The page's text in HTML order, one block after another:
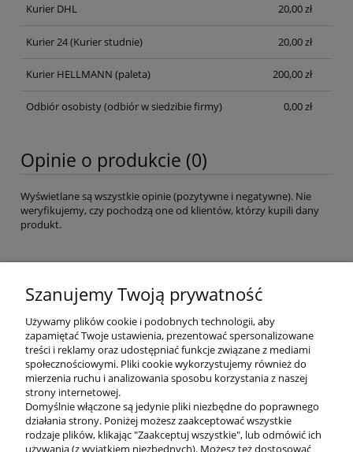
Kurier DHL 20,00 zł
Kurier 24(Kurier studnie) 20,00 zł
Kurier HELLMANN (paleta) 200,00 zł
Odbiór osobisty(odbiór w siedzibie firmy) 0,00 zł
Opinie o produkcie (0)
Wyświetlane są wszystkie opinie (pozytywne i negatywne). Nie
weryfikujemy, czy pochodzą one od klientów, którzy kupili dany
produkt.
Twoja opinia:
Szanujemy Twoją prywatność
Używamy plików cookie i podobnych technologii, aby
zapamiętać Twoje ustawienia, prezentować spersonalizowane
treści i reklamy oraz udostępniać funkcje związane z mediami
społecznościowymi. Pliki cookie wykorzystujemy również do
mierzenia ruchu i analizowania sposobu korzystania z naszej
strony internetowej.
Domyślnie włączone są jedynie pliki niezbędne do poprawnego
działania strony. Poniżej możesz zaakceptować wszystkie
rodzaje plików, klikając "Zaakceptuj wszystkie", lub odmówić ich
używania (z wyjątkiem niezbędnych). Możesz też dostosować